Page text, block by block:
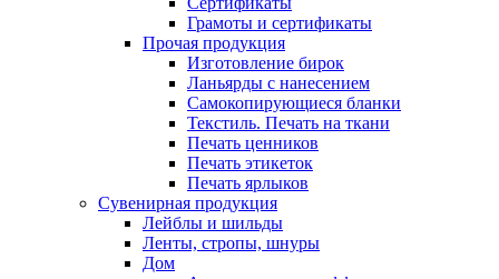
Грамоты и сертификаты
Прочая продукция
Изготовление бирок
Ланьярды с нанесением
Самокопирующиеся бланки
Текстиль. Печать на ткани
Печать ценников
Печать этикеток
Печать ярлыков
Сувенирная продукция
Лейблы и шильды
Ленты, стропы, шнуры
Дом